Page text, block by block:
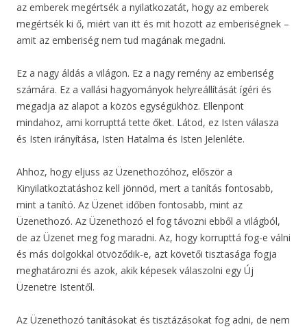
az emberek megértsék a nyilatkozatát, hogy az emberek
megértsék ki ő, miért van itt és mit hozott az emberiségnek –
amit az emberiség nem tud magának megadni.
Ez a nagy áldás a világon. Ez a nagy remény az emberiség
számára. Ez a vallási hagyományok helyreállítását ígéri és
megadja az alapot a közös egységükhöz. Ellenpont
mindahoz, ami korrupttá tette őket. Látod, ez Isten válasza
és Isten irányítása, Isten Hatalma és Isten Jelenléte.
Ahhoz, hogy eljuss az Üzenethozóhoz, először a
Kinyilatkoztatáshoz kell jönnöd, mert a tanítás fontosabb,
mint a tanító. Az Üzenet időben fontosabb, mint az
Üzenethozó. Az Üzenethozó el fog távozni ebből a világból,
de az Üzenet meg fog maradni. Az, hogy korrupttá fog-e válni
és más dolgokkal ötvöződik-e, azt követői tisztasága fogja
meghatározni és azok, akik képesek válaszolni egy Új
Üzenetre Istentől.
Az Üzenethozó tanításokat és tisztázásokat fog adni, de nem